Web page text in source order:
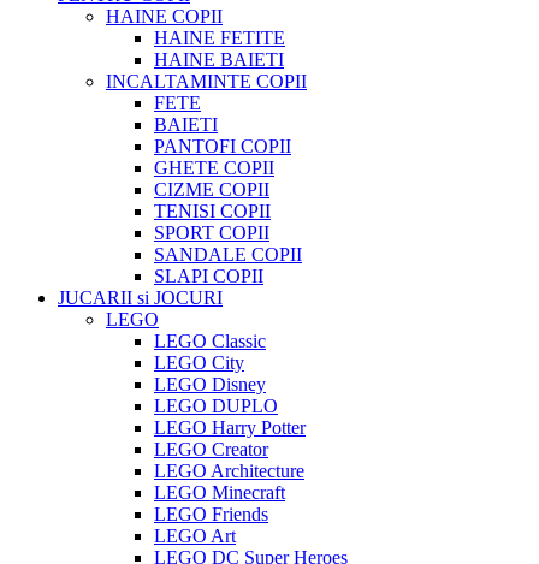
HAINE COPII
HAINE FETITE
HAINE BAIETI
INCALTAMINTE COPII
FETE
BAIETI
PANTOFI COPII
GHETE COPII
CIZME COPII
TENISI COPII
SPORT COPII
SANDALE COPII
SLAPI COPII
JUCARII si JOCURI
LEGO
LEGO Classic
LEGO City
LEGO Disney
LEGO DUPLO
LEGO Harry Potter
LEGO Creator
LEGO Architecture
LEGO Minecraft
LEGO Friends
LEGO Art
LEGO DC Super Heroes